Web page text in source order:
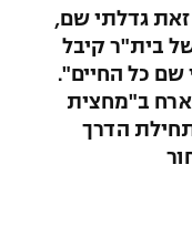
זאת גדלתי שם,
בית"ר קיבל
שם כל החיים".
ב"מחצית
הדרך